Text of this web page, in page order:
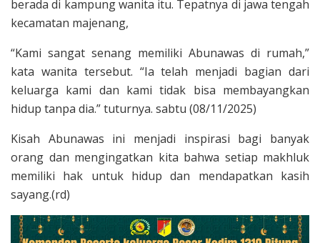
berada di kampung wanita itu. Tepatnya di jawa tengah
kecamatan majenang,
“Kami sangat senang memiliki Abunawas di rumah,”
kata wanita tersebut. “Ia telah menjadi bagian dari
keluarga kami dan kami tidak bisa membayangkan
hidup tanpa dia.” tuturnya. sabtu (08/11/2025)
Kisah Abunawas ini menjadi inspirasi bagi banyak
orang dan mengingatkan kita bahwa setiap makhluk
memiliki hak untuk hidup dan mendapatkan kasih
sayang.(rd)